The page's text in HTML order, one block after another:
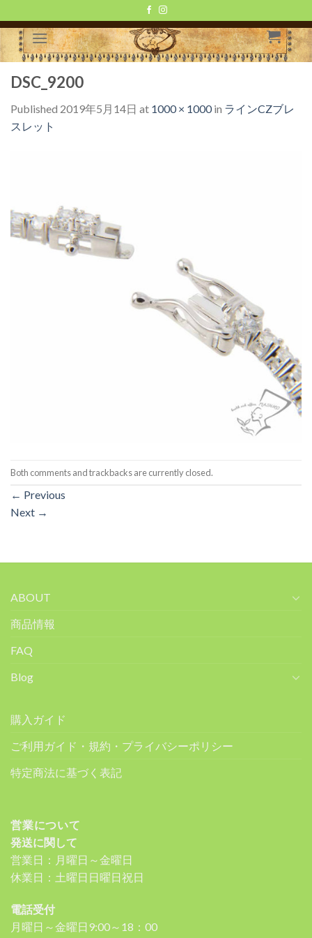
to
content
DSC_9200
Published 2019年5月14日 at 1000 × 1000in ラインCZブレ
スレット
Both comments and trackbacks are currently closed.
← Previous
Next →
ABOUT
商品情報
FAQ
Blog
購入ガイド
ご利用ガイド・規約・プライバシーポリシー
特定商法に基づく表記
営業について
発送に関して
営業日：月曜日～金曜日
休業日：土曜日日曜日祝日
電話受付
月曜日～金曜日9:00～18：00